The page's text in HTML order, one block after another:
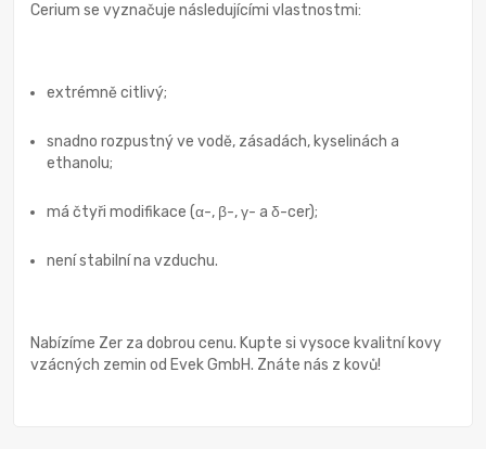
Cerium se vyznačuje následujícími vlastnostmi:
extrémně citlivý;
snadno rozpustný ve vodě, zásadách, kyselinách a
ethanolu;
má čtyři modifikace (α-, β-, γ- a δ-cer);
není stabilní na vzduchu.
Nabízíme Zer za dobrou cenu. Kupte si vysoce kvalitní kovy
vzácných zemin od Evek GmbH. Znáte nás z kovů!